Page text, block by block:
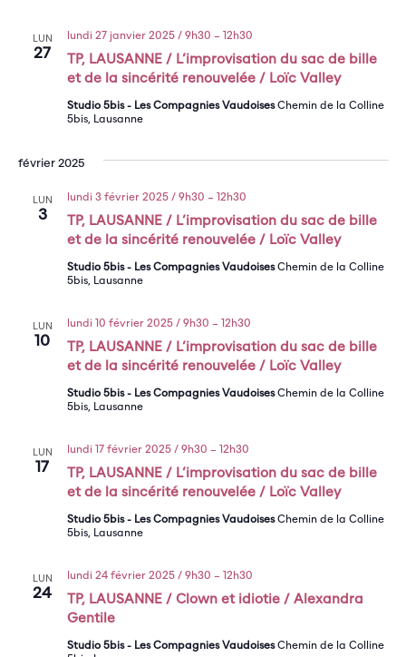
LUN
27
TP, LAUSANNE / L’improvisation du sac de bille
et de la sincérité renouvelée / Loïc Valley
lundi 27 janvier 2025 / 9h30 – 12h30
Studio 5bis - Les Compagnies VaudoisesChemin de la Colline
5bis, Lausanne
février 2025
LUN
3
TP, LAUSANNE / L’improvisation du sac de bille
et de la sincérité renouvelée / Loïc Valley
lundi 3 février 2025 / 9h30 – 12h30
Studio 5bis - Les Compagnies VaudoisesChemin de la Colline
5bis, Lausanne
LUN
10
TP, LAUSANNE / L’improvisation du sac de bille
et de la sincérité renouvelée / Loïc Valley
lundi 10 février 2025 / 9h30 – 12h30
Studio 5bis - Les Compagnies VaudoisesChemin de la Colline
5bis, Lausanne
LUN
17
TP, LAUSANNE / L’improvisation du sac de bille
et de la sincérité renouvelée / Loïc Valley
lundi 17 février 2025 / 9h30 – 12h30
Studio 5bis - Les Compagnies VaudoisesChemin de la Colline
5bis, Lausanne
LUN
24
TP, LAUSANNE / Clown et idiotie / Alexandra
Gentile
lundi 24 février 2025 / 9h30 – 12h30
Studio 5bis - Les Compagnies VaudoisesChemin de la Colline